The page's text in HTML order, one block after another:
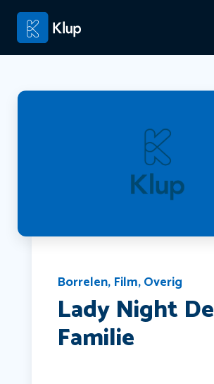
Borrelen, Film,Overig
Lady Night De
Familie